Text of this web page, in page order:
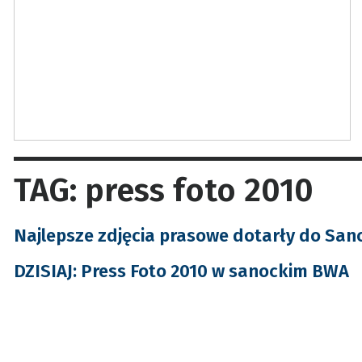
TAG: press foto 2010
Najlepsze zdjęcia prasowe dotarły do
DZISIAJ: Press Foto 2010 w sanockim BWA